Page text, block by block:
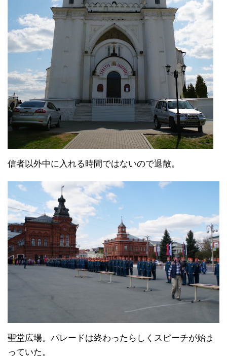
信者以外中に入れる時間ではないので退散。
聖堂広場。パレードは終わったらしくスピーチが始ま
っていた。